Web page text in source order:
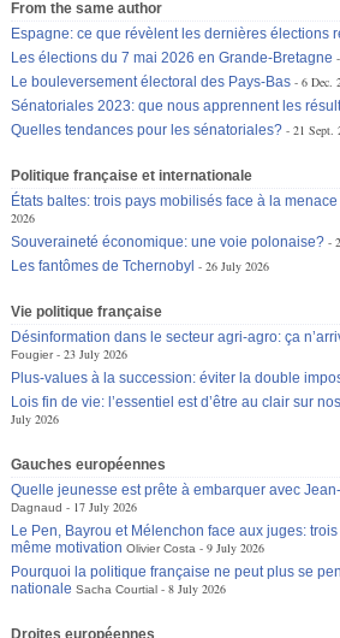
From the same author
Espagne: ce que révèlent les dernières élections
Les élections du 7 mai 2026 en Grande-Bretagne
Le bouleversement électoral des Pays-Bas
6 Dec.
Sénatoriales 2023: que nous apprennent les
Quelles tendances pour les sénatoriales?
21 Sept.
Politique française et internationale
États baltes: trois pays mobilisés face à la menace
2026
Souveraineté économique: une voie polonaise?
Les fantômes de Tchernobyl
26 July 2026
Vie politique française
Désinformation dans le secteur agri-agro: ça
Fougier
23 July 2026
Plus-values à la succession: éviter la double
Lois fin de vie: l’essentiel est d’être au clair sur
July 2026
Gauches européennes
Quelle jeunesse est prête à embarquer avec
Dagnaud
17 July 2026
Le Pen, Bayrou et Mélenchon face aux juges:
même motivation Olivier Costa
9 July 2026
Pourquoi la politique française ne peut plus se
nationale Sacha Courtial 8 July 2026
Droites européennes